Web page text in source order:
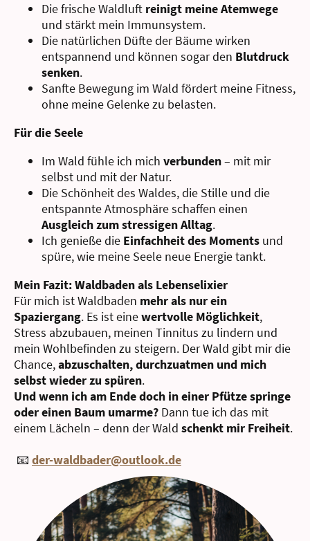
Die frische Waldluft reinigt meine Atemwege
und stärkt mein Immunsystem.
Die natürlichen Düfte der Bäumewirken
entspannend und können sogar den Blutdruck
senken.
Sanfte Bewegung im Wald fördert meine Fitness,
ohne meine Gelenke zu belasten.
Für die Seele
Im Wald fühle ich mich verbunden– mit mir
selbst und mit der Natur.
Die Schönheit des Waldes, die Stille und die
entspannte Atmosphäre schaffen einen
Ausgleich zum stressigen Alltag.
Ich genieße die Einfachheit des Moments und
spüre, wie meine Seele neue Energie tankt.
Mein Fazit:Waldbaden als Lebenselixier
Für mich ist Waldbaden mehr als nur ein
Spaziergang. Es ist einewertvolle Möglichkeit,
Stress abzubauen, meinen Tinnitus zu lindern und
mein Wohlbefinden zu steigern. Der Wald gibt mir die
Chance,abzuschalten, durchzuatmen und mich
selbst wieder zu spüren.
Und wenn ich am Ende doch in einer Pfütze springe
oder einen Baum umarme? Dann tue ich das mit
einem Lächeln – denn der Wald schenkt mir Freiheit.
📧 der-waldbader@outlook.de